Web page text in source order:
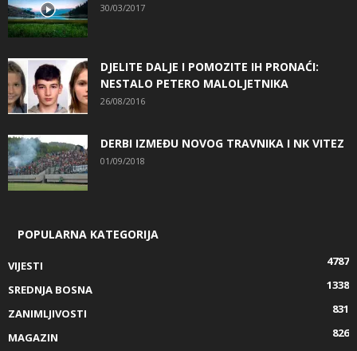
30/03/2017
DJELITE DALJE I POMOZITE IH PRONAĆI:
NESTALO PETERO MALOLJETNIKA
26/08/2016
DERBI IZMEĐU NOVOG TRAVNIKA I NK VITEZ
01/09/2018
POPULARNA KATEGORIJA
VIJESTI
4787
SREDNJA BOSNA
1338
ZANIMLJIVOSTI
831
MAGAZIN
826